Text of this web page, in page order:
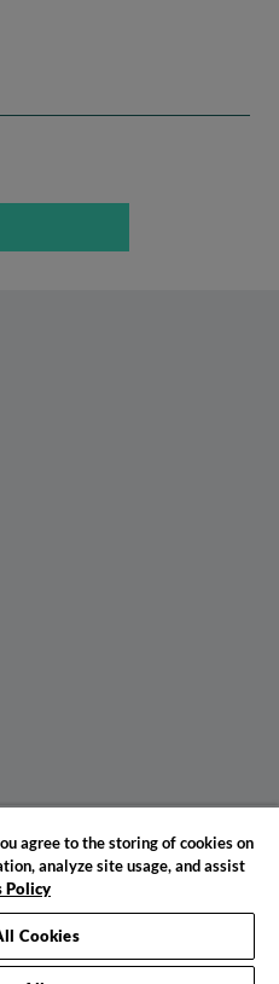
agree to the storing of cookies on
analyze site usage, and assist
Policy
Cookies